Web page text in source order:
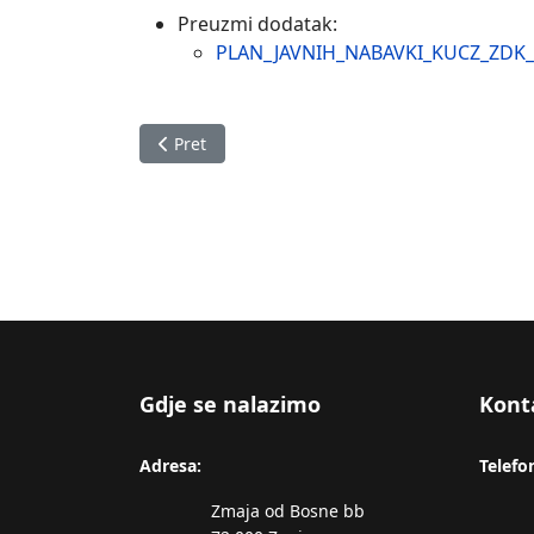
Preuzmi dodatak:
Prethodni članak: I Izmjena/Dopuna Plana
Pret
Gdje se nalazimo
Adresa:
Zmaja od Bosne bb